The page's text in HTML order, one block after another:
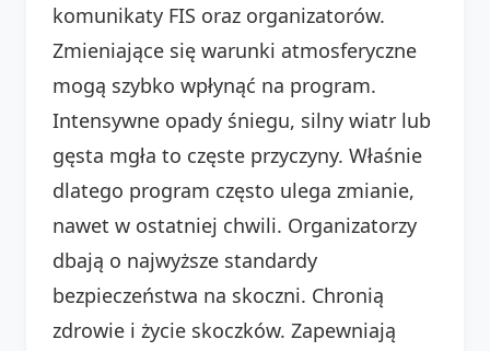
komunikaty FIS oraz organizatorów.
Zmieniające się warunki atmosferyczne
mogą szybko wpłynąć na program.
Intensywne opady śniegu, silny wiatr lub
gęsta mgła to częste przyczyny. Właśnie
dlatego program często ulega zmianie,
nawet w ostatniej chwili. Organizatorzy
dbają o najwyższe standardy
bezpieczeństwa na skoczni. Chronią
zdrowie i życie skoczków. Zapewniają